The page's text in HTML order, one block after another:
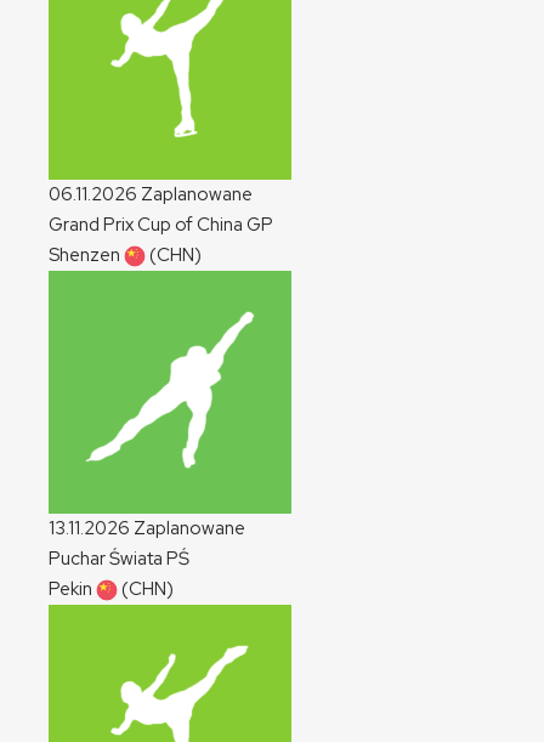
06.11.2026 Zaplanowane
Grand Prix Cup of China GP
Shenzen
(CHN)
13.11.2026 Zaplanowane
Puchar Świata PŚ
Pekin
(CHN)